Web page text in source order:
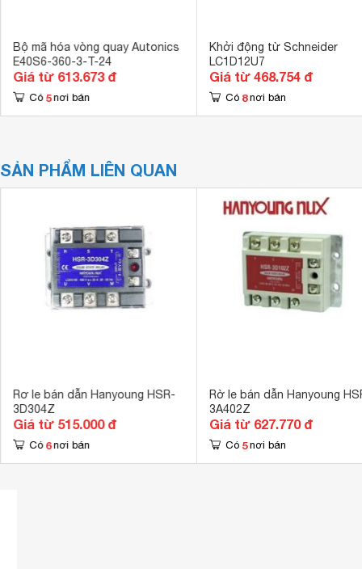
Bộ mã hóa vòng quay Autonics
E40S6-360-3-T-24
Giá từ 613.673 đ
Có 5 nơi bán
Khởi động từ Schneider
LC1D12U7
Giá từ 468.754 đ
Có 8 nơi bán
SẢN PHẨM LIÊN QUAN
Rơ le bán dẫn Hanyoung HSR-
3D304Z
Giá từ 515.000 đ
Có 6 nơi bán
Rờ le bán dẫn Hanyoung
3A402Z
Giá từ 627.770 đ
Có 5 nơi bán